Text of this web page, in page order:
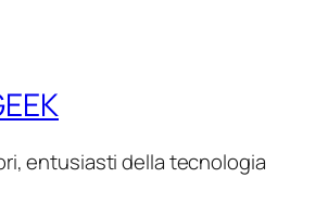
entusiasti della tecnologia